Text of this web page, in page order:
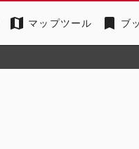
map マップツール bookmark ブ